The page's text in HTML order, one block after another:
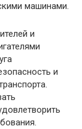
машинами.
и
и